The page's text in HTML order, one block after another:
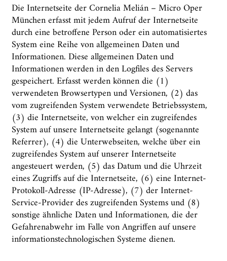
Die Internetseite der Cornelia Melián – Micro Oper
München erfasst mit jedem Aufruf der Internetseite
durch eine betroffene Person oder ein automatisiertes
System eine Reihe von allgemeinen Daten und
Informationen. Diese allgemeinen Daten und
Informationen werden in den Logfiles des Servers
gespeichert. Erfasst werden können die (1)
verwendeten Browsertypen und Versionen, (2) das
vom zugreifenden System verwendete Betriebssystem,
(3) die Internetseite, von welcher ein zugreifendes
System auf unsere Internetseite gelangt (sogenannte
Referrer), (4) die Unterwebseiten, welche über ein
zugreifendes System auf unserer Internetseite
angesteuert werden, (5) das Datum und die Uhrzeit
eines Zugriffs auf die Internetseite, (6) eine Internet-
Protokoll-Adresse (IP-Adresse), (7) der Internet-
Service-Provider des zugreifenden Systems und (8)
sonstige ähnliche Daten und Informationen, die der
Gefahrenabwehr im Falle von Angriffen auf unsere
informationstechnologischen Systeme dienen.